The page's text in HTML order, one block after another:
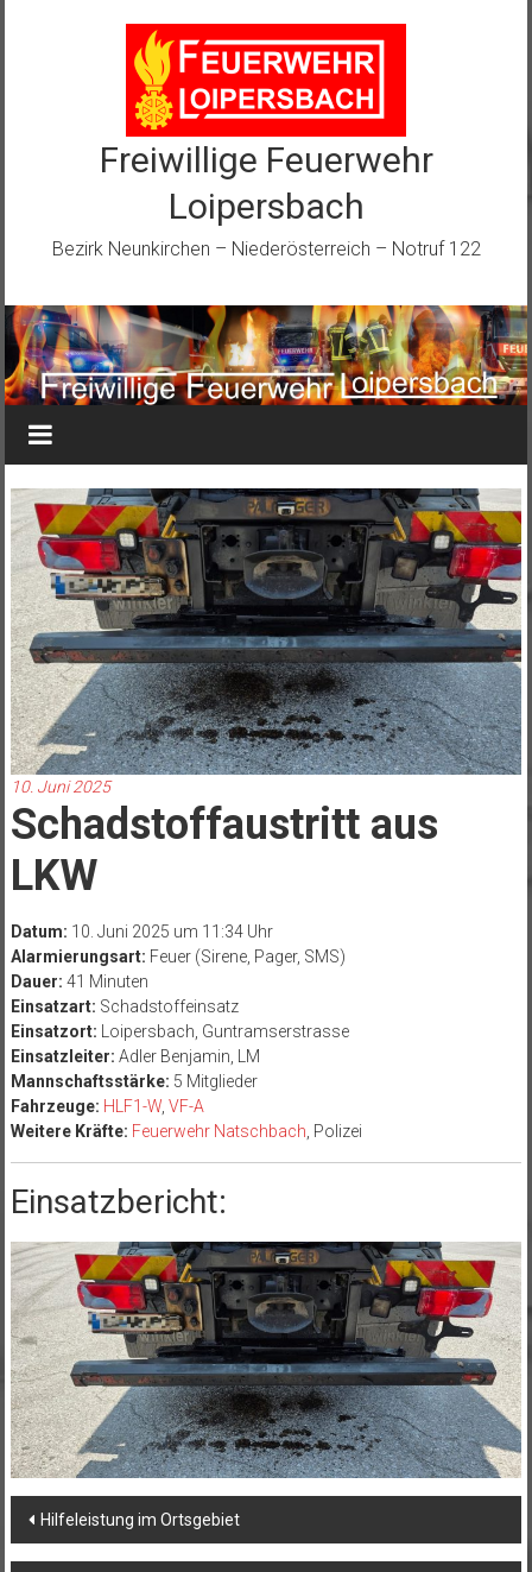
Freiwillige Feuerwehr
Loipersbach
Bezirk Neunkirchen – Niederösterreich – Notruf 122
10. Juni 2025
Schadstoffaustritt aus
LKW
Datum: 10. Juni 2025 um 11:34 Uhr
Alarmierungsart: Feuer (Sirene, Pager, SMS)
Dauer: 41 Minuten
Einsatzart: Schadstoffeinsatz
Einsatzort: Loipersbach, Guntramserstrasse
Einsatzleiter: Adler Benjamin, LM
Mannschaftsstärke: 5 Mitglieder
Fahrzeuge: HLF1-W, VF-A
Weitere Kräfte: Feuerwehr Natschbach , Polizei
Einsatzbericht:
Beitragsnavigation
Hilfeleistung im Ortsgebiet